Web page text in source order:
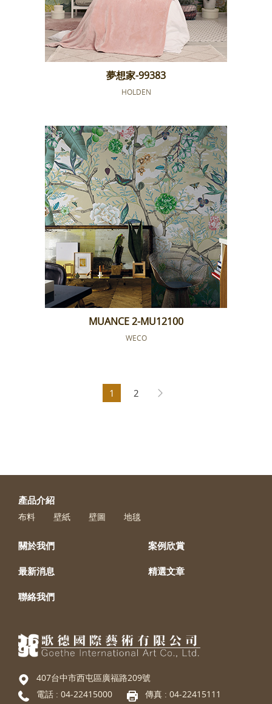
夢想家-99383
HOLDEN
MUANCE 2-MU12100
WECO
1 2
產品介紹
布料 壁紙 壁圖 地毯
關於我們 案例欣賞
最新消息 精選文章
聯絡我們
407台中市西屯區廣福路209號
電話 : 04-22415000 傳真 : 04-22415111